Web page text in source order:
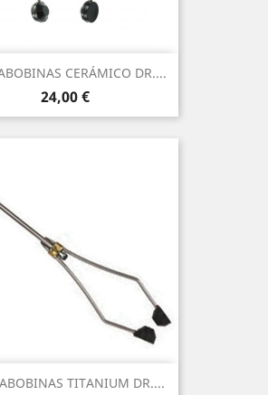
CERÁMICO DR....
Precio
24,00 €
TITANIUM DR....